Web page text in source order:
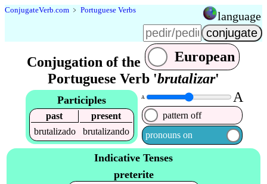
ConjugateVerb.com ﹥ Portuguese Verbs language
Conjugation of the
European
Portuguese Verb 'brutalizar'
Participles
past
present
brutalizado
brutalizando
A A
pattern off
pronouns on
Indicative Tenses
preterite